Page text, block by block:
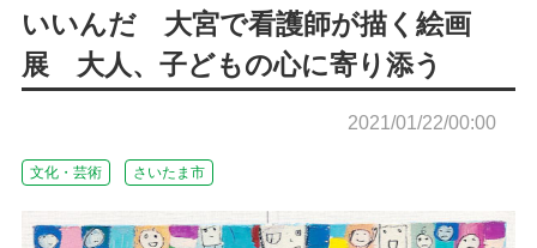
いいんだ 大宮で看護師が描く絵画
展 大人、子どもの心に寄り添う
2021/01/22/00:00
文化・芸術 さいたま市